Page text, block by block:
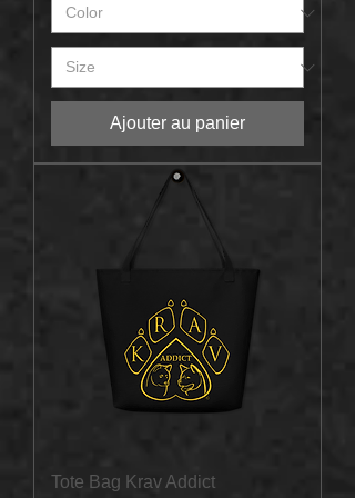
Ajouter au panier
Tote Bag Krav Addict